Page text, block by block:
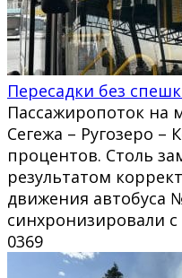
Пересадки без
Пассажиропоток на
Сегежа – Ругозеро –
процентов. Столь
результатом
движения автобуса
синхронизировали
0369